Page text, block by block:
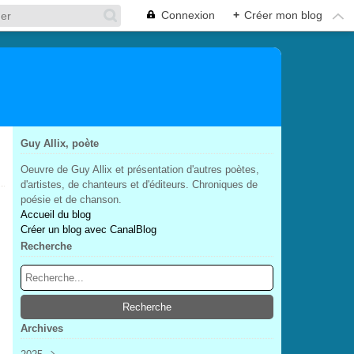
Connexion + Créer mon blog
Guy Allix, poète
Oeuvre de Guy Allix et présentation d'autres poètes,
d'artistes, de chanteurs et d'éditeurs. Chroniques de
poésie et de chanson.
Accueil du blog
Créer un blog avec CanalBlog
Recherche
Archives